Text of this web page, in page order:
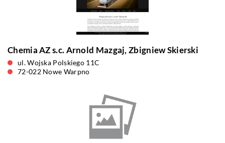
Chemia AZ s.c. Arnold Mazgaj, Zbigniew Skierski
ul. Wojska Polskiego 11C
72-022 Nowe Warpno